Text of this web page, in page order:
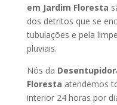
em Jardim Floresta
dos detritos que se
tubulações e pela
pluviais.
Nós da
Floresta atendemos
interior 24 horas por